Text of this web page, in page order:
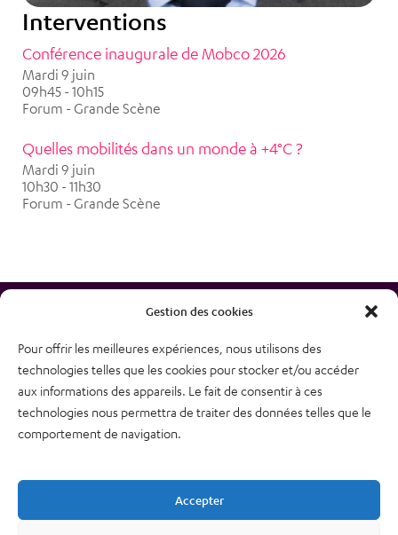
Gestion des cookies
Pour offrir les meilleures expériences, nous utilisons des
technologies telles que les cookies pour stocker et/ou accéder
aux informations des appareils. Le fait de consentir à ces
technologies nous permettra de traiter des données telles que le
comportement de navigation.
Accepter
Interventions
Conférence inaugurale de Mobco 2026
Mardi 9 juin
09h45 - 10h15
Forum - Grande Scène
Quelles mobilités dans un monde à +4°C ?
Mardi 9 juin
10h30 - 11h30
Forum - Grande Scène
38, rue des Bourdonnais
Tél : 01 48 74 04 82
Nous contacter
Mentions légales – CGU